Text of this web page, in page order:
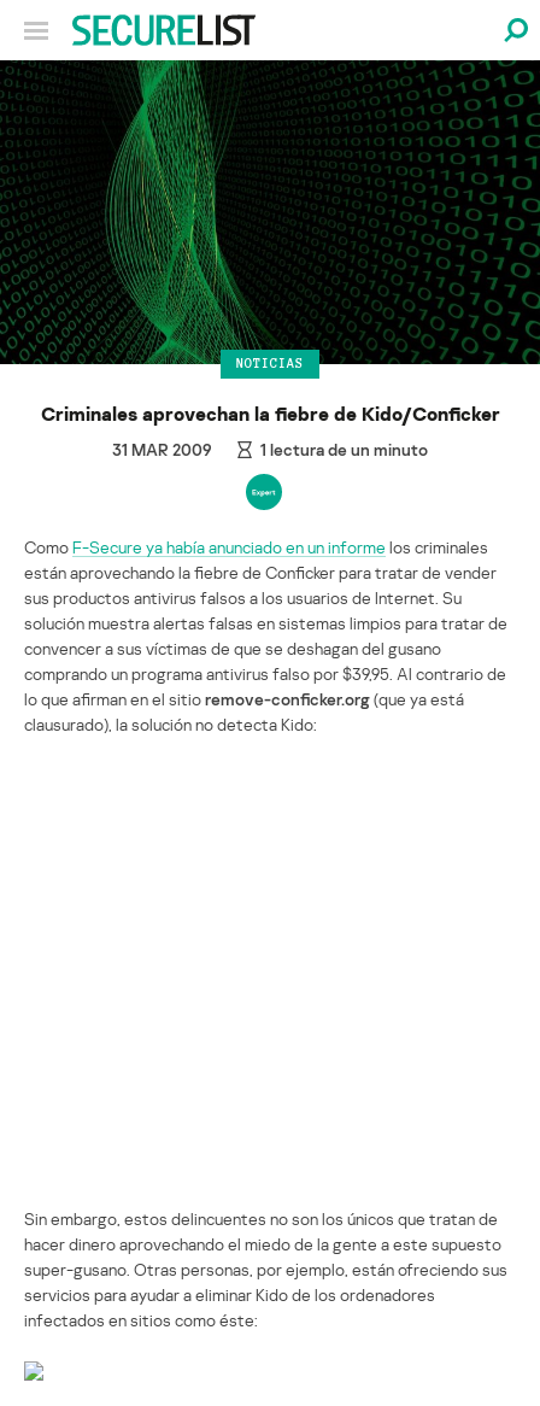
NOTICIAS
Criminales aprovechan la fiebre de Kido/Conficker
31 MAR 2009 1 lectura de un minuto
ComoF-Secure ya había anunciado en un informe los criminales
están aprovechando la fiebre de Conficker para tratar de vender
sus productos antivirus falsos a los usuarios de Internet. Su
solución muestra alertas falsas en sistemas limpios para tratar de
convencer a sus víctimas de que se deshagan del gusano
comprando un programa antivirus falso por $39,95. Al contrario de
lo que afirman en el sitioremove-conficker.org(que ya está
clausurado), la solución no detecta Kido:
Sin embargo, estos delincuentes no son los únicos que tratan de
hacer dinero aprovechando el miedo de la gente a este supuesto
super-gusano. Otras personas, por ejemplo, están ofreciendo sus
servicios para ayudar a eliminar Kido de los ordenadores
infectados en sitios como éste: